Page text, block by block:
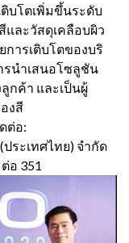
บโตเพิ่มขึ้นระดับ
ละวัสดุเคลือบผิว
การเติบโตของบริ
รนำเสนอโซลูชัน
กค้า และเป็นผู้
งสี
ต่อ:
ระเทศไทย) จำกัด
อ 351